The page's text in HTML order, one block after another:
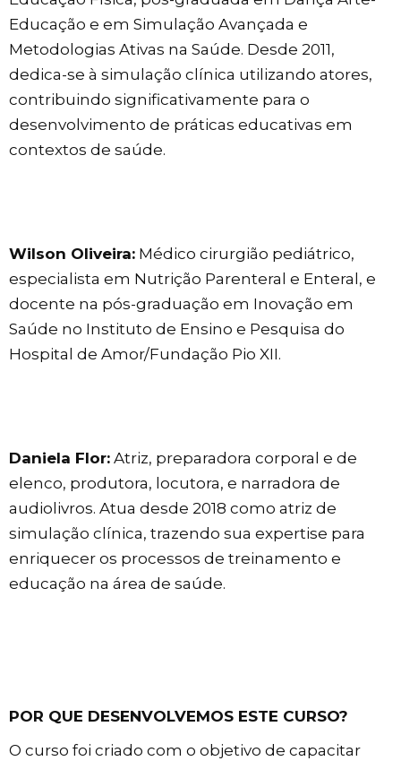
Educação e em Simulação Avançada e
Metodologias Ativas na Saúde. Desde 2011,
dedica-se à simulação clínica utilizando atores,
contribuindo significativamente para o
desenvolvimento de práticas educativas em
contextos de saúde.
Wilson Oliveira: Médico cirurgião pediátrico,
especialista em Nutrição Parenteral e Enteral, e
docente na pós-graduação em Inovação em
Saúde no Instituto de Ensino e Pesquisa do
Hospital de Amor/Fundação Pio XII.
Daniela Flor: Atriz, preparadora corporal e de
elenco, produtora, locutora, e narradora de
audiolivros. Atua desde 2018 como atriz de
simulação clínica, trazendo sua expertise para
enriquecer os processos de treinamento e
educação na área de saúde.
POR QUE DESENVOLVEMOS ESTE CURSO?
O curso foi criado com o objetivo de capacitar